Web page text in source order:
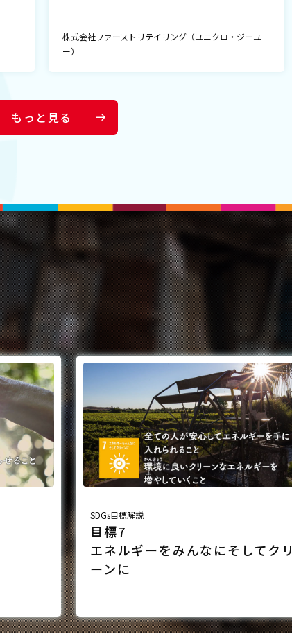
株式会社ファーストリテイリング（ユニクロ・ジーユ
ー）
もっと見る
SDGs目標解説
目標7
エネルギーをみんなにそしてクリ
ーンに